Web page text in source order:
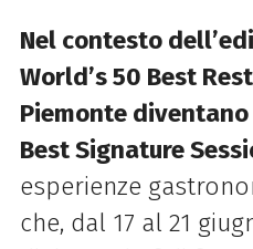
Nel contesto
World’s 50 Best
Piemonte
Best Signature
esperienze
che, dal 17 al 21